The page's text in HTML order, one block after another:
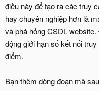
điều này để tạo ra các truy
hay chuyên nghiệp hơn là
và phá hỏng CSDL
động giới hạn số kết nối
điểm.
Bạn thêm dòng đoạn mã